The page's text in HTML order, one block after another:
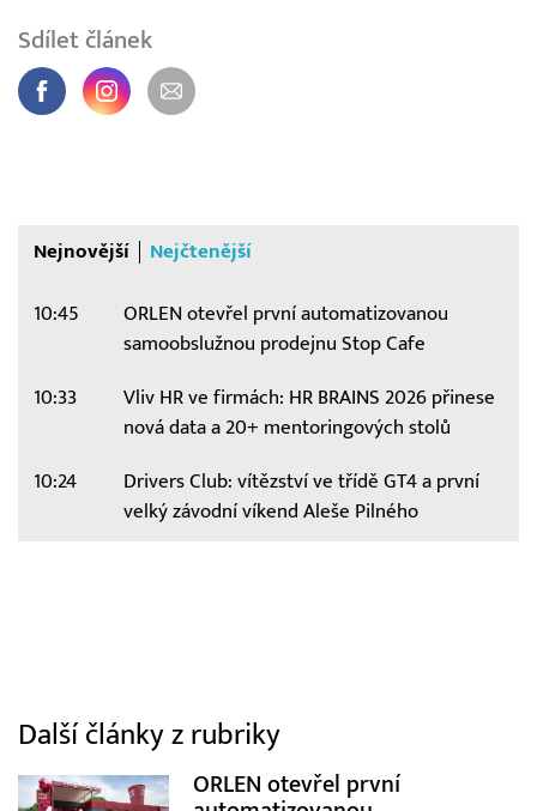
Sdílet článek
Nejnovější Nejčtenější
10:45
ORLEN otevřel první automatizovanou
samoobslužnou prodejnu Stop Cafe
10:33
Vliv HR ve firmách: HR BRAINS 2026 přinese
nová data a 20+ mentoringových stolů
10:24
Drivers Club: vítězství ve třídě GT4 a první
velký závodní víkend Aleše Pilného
Další články z rubriky
ORLEN otevřel první